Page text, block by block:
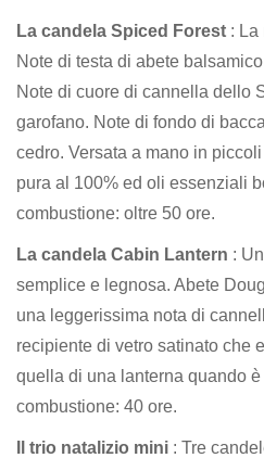
La candela Spiced Forest : La
Note di testa di abete
Note di cuore di cannella dello
garofano. Note di fondo di
cedro. Versata a mano in
pura al 100% ed oli essenziali
combustione: oltre 50 ore.
La candela Cabin Lantern :
semplice e legnosa. Abete
una leggerissima nota di
recipiente di vetro satinato che
quella di una lanterna quando
combustione: 40 ore.
Il trio natalizio mini : Tre